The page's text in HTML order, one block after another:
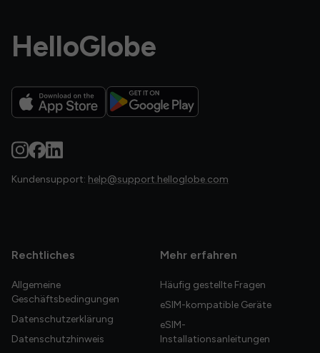
HelloGlobe
Kundensupport: help@support.helloglobe.com
Rechtliches
Allgemeine
Geschäftsbedingungen
Datenschutzerklärung
Datenschutzhinweis
Mehr erfahren
Häufig gestellte Fragen
eSIM-kompatible Geräte
eSIM-
Installationsanleitungen